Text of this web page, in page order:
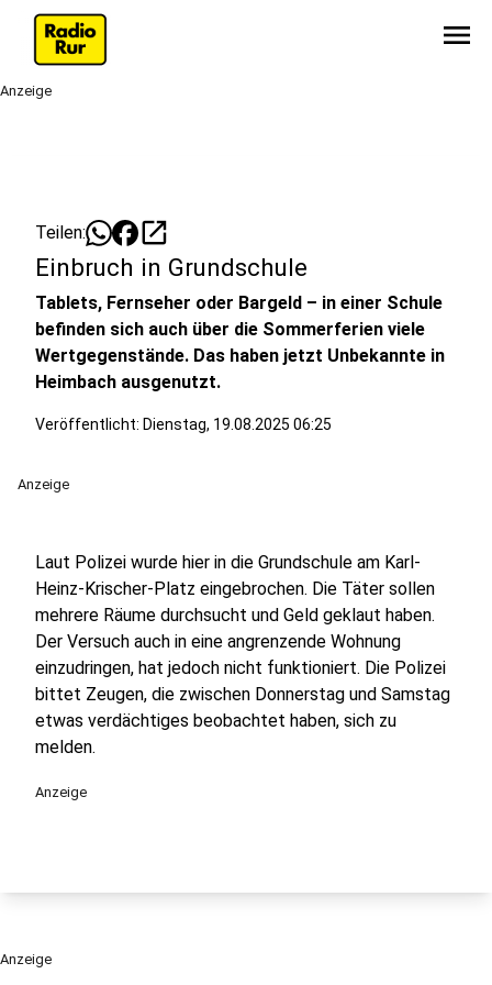
menu
Anzeige
Teilen: open_in_new
Einbruch in Grundschule
Tablets, Fernseher oder Bargeld – in einer Schule
befinden sich auch über die Sommerferien viele
Wertgegenstände. Das haben jetzt Unbekannte in
Heimbach ausgenutzt.
Veröffentlicht: Dienstag, 19.08.2025 06:25
Anzeige
Laut Polizei wurde hier in die Grundschule am Karl-
Heinz-Krischer-Platz eingebrochen. Die Täter sollen
mehrere Räume durchsucht und Geld geklaut haben.
Der Versuch auch in eine angrenzende Wohnung
einzudringen, hat jedoch nicht funktioniert. Die Polizei
bittet Zeugen, die zwischen Donnerstag und Samstag
etwas verdächtiges beobachtet haben, sich zu
melden.
Anzeige
Anzeige